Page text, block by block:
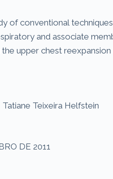
of conventional
and associate
upper chest reexpansion
Tatiane Teixeira Helfstein
DE 2011